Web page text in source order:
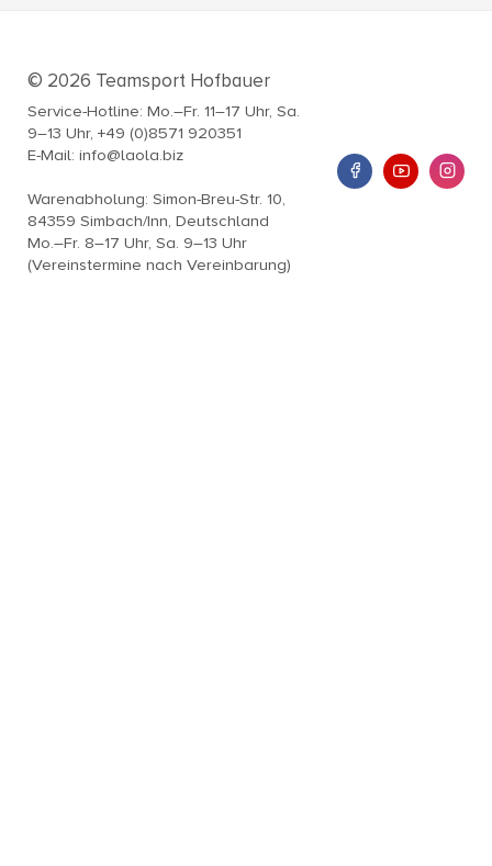
© 2026 Teamsport Hofbauer
Service-Hotline: Mo.–Fr. 11–17 Uhr, Sa.
9–13 Uhr, +49 (0)8571 920351
E-Mail: info@laola.biz
Warenabholung: Simon-Breu-Str. 10,
84359 Simbach/Inn, Deutschland
Mo.–Fr. 8–17 Uhr, Sa. 9–13 Uhr
(Vereinstermine nach Vereinbarung)